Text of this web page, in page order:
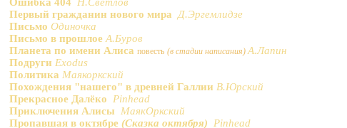
Первый гражданин нового мира
Д.Эргемлидзе
Письмо Одиночка
Письмо в прошлое А.Буров
Планета по имени Алиса повесть (в стадии написания) А.Лапин
Подруги Exodus
Политика Маякоркский
Похождения "нашего" в древней Галлии В.Юрский
Прекрасное Далёко
Pinhead
Приключения Алисы
МаякОркский
Пропавшая в октябре (Сказка октября) Pinhead